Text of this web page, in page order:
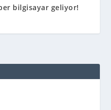
bilgisayar geliyor!